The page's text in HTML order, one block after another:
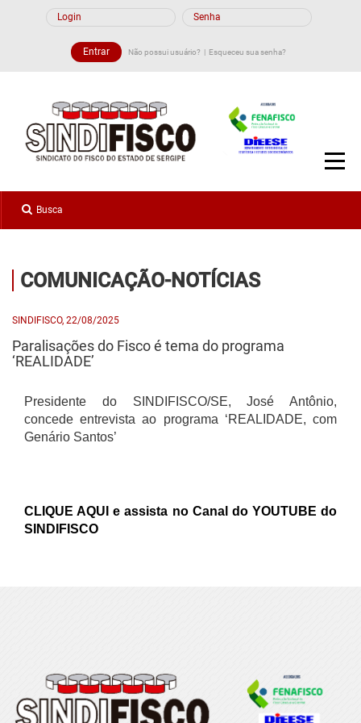
DOCUMENTÁRIOS, PALESTRAS E ENTREVISTAS
VÍDEOS DO SINDIFISCO
OUTROS VÍDEOS
Não possui usuário? Esqueceu sua senha?
COMUNICAÇÃO-NOTÍCIAS
SINDIFISCO, 22/08/2025
Paralisações do Fisco é tema do programa
‘REALIDADE’
Presidente do SINDIFISCO/SE, José Antônio,
concede entrevista ao programa ‘REALIDADE, com
Genário Santos’
CLIQUE AQUI e assista no Canal do YOUTUBE do
SINDIFISCO